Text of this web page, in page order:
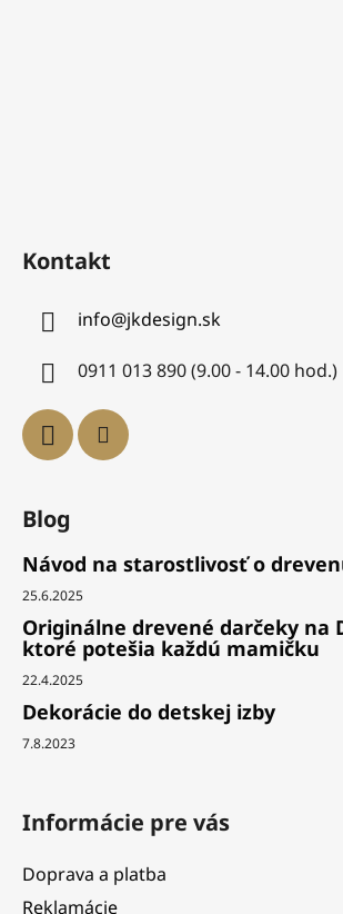
Kontakt
info@jkdesign.sk
0911 013 890 (9.00 - 14.00 hod.)
Blog
Návod na starostlivosť o
25.6.2025
Originálne drevené darčeky na
ktoré potešia každú mamičku
22.4.2025
Dekorácie do detskej izby
7.8.2023
Informácie pre vás
Doprava a platba
Reklamácie